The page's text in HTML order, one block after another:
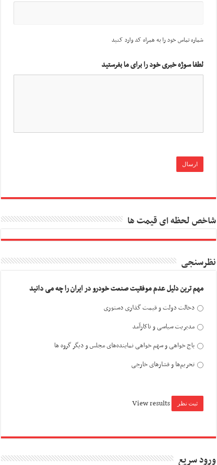
شماره تماس خود را به همراه کد وارد کنید
لطفا سوژه خبری خود را برای ما بفرستید
شاخص لحظه ای قیمت ها
نظرسنجی
مهم ترین دلیل عدم موفقیت صنعت خودرو در ایران را چه می دانید
دخالت دولت و قیمت گذاری دستوری
مدیریت سیاسی و ناکارآمد
باج خواهی و سهم خواهی نماینده‌های مجلس و دیگر گروه ها
تحریم‌ها و فشارهای خارجی
View results
ورود سریع